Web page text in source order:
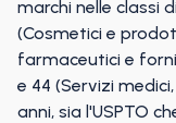
marchi nelle classi
(Cosmetici e
farmaceutici e
e 44 (Servizi
anni, sia l'USPTO